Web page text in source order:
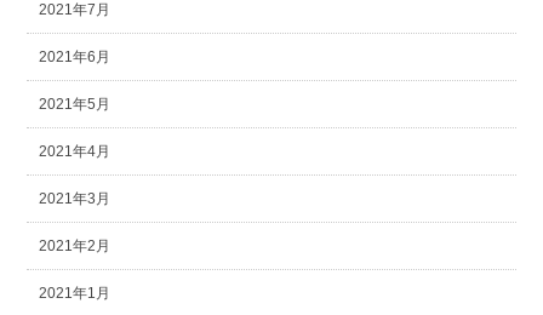
2021年7月
2021年6月
2021年5月
2021年4月
2021年3月
2021年2月
2021年1月